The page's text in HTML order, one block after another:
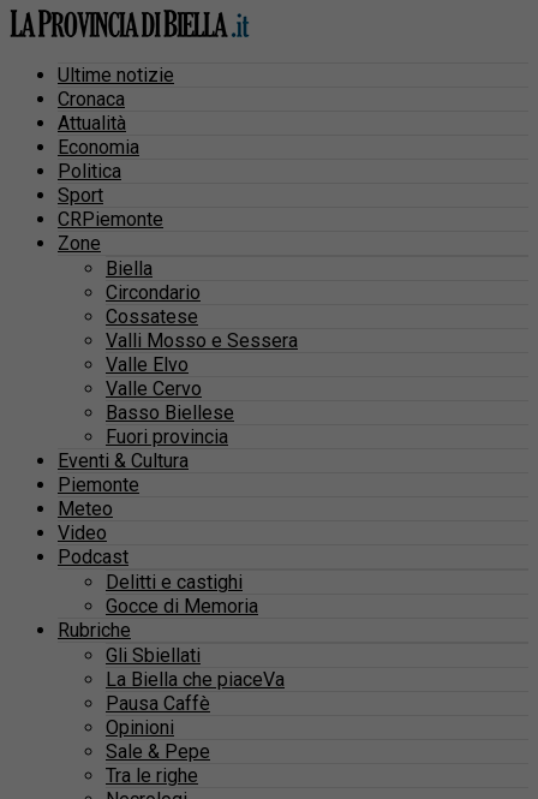
Ultime notizie
Cronaca
Attualità
Economia
Politica
Sport
CRPiemonte
Zone
Biella
Circondario
Cossatese
Valli Mosso e Sessera
Valle Elvo
Valle Cervo
Basso Biellese
Fuori provincia
Eventi & Cultura
Piemonte
Meteo
Video
Podcast
Delitti e castighi
Gocce di Memoria
Rubriche
Gli Sbiellati
La Biella che piaceVa
Pausa Caffè
Opinioni
Sale & Pepe
Tra le righe